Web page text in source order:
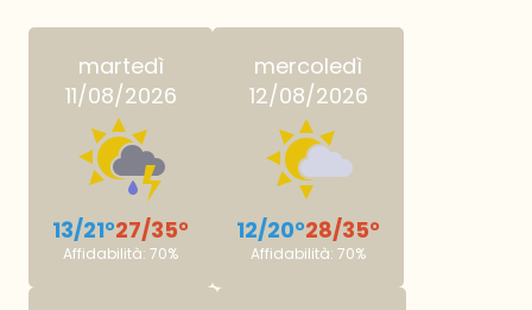
martedì
11/08/2026
13/21°27/35°
Affidabilità: 70%
mercoledì
12/08/2026
12/20°28/35°
Affidabilità: 70%